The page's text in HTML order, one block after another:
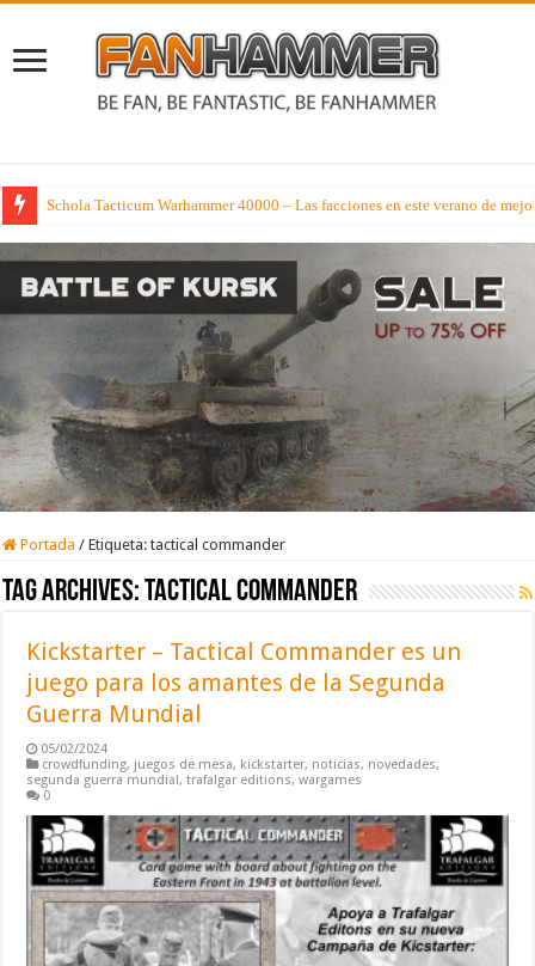
Schola Tacticum Warhammer 40000 – Las facciones en este verano de
Portada / Etiqueta:tactical commander
Tag Archives:tactical commander
Kickstarter – Tactical Commander es un
juego para los amantes de la Segunda
Guerra Mundial
05/02/2024
crowdfunding, juegos de mesa, kickstarter, noticias, novedades,
segunda guerra mundial,trafalgar editions,wargames
0